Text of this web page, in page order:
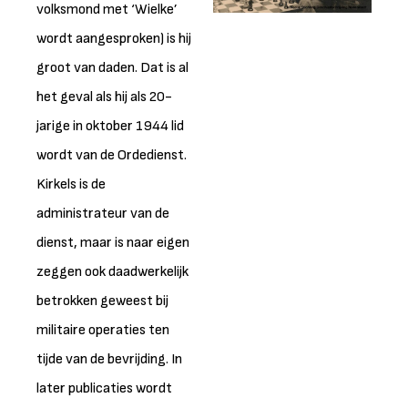
volksmond met ‘Wielke’
wordt aangesproken) is hij
groot van daden. Dat is al
het geval als hij als 20-
jarige in oktober 1944 lid
wordt van de Ordedienst.
Kirkels is de
administrateur van de
dienst, maar is naar eigen
zeggen ook daadwerkelijk
betrokken geweest bij
militaire operaties ten
tijde van de bevrijding. In
later publicaties wordt